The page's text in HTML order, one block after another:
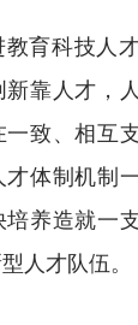
育科技人
靠人才，
致、相互
体制机制
养造就一
人才队伍。